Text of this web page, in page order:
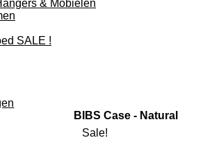
& Mobielen
SALE !
BIBS Case - Natural
Sale!